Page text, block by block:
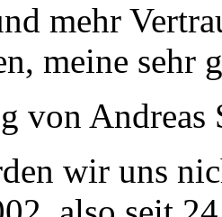
mehr
meine sehr
von Andreas
wir uns